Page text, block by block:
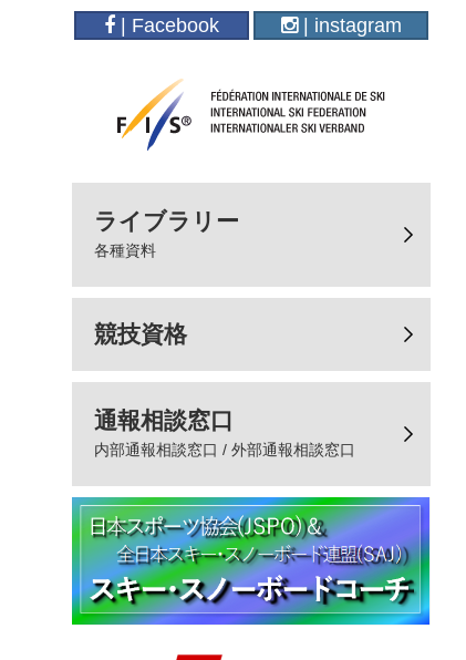
| Facebook | instagram
ライブラリー
各種資料
競技資格
通報相談窓口
内部通報相談窓口 / 外部通報相談窓口